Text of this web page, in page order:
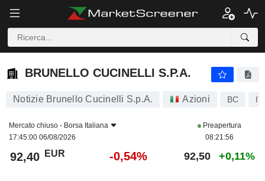
BRUNELLO CUCINELLI S.P.A.
BRUNELLO CUCINELLI S.P.A.
Notizie Brunello Cucinelli S.p.A. Azioni BC
Mercato chiuso - Borsa Italiana
17:45:00 06/08/2026
Preapertura
08:21:56
92,40 EUR -0,54% 92,50 +0,11%